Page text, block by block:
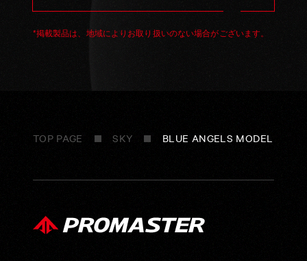
*掲載製品は、地域によりお取り扱いのない場合がございます。
TOP PAGE SKY BLUE ANGELS MODEL